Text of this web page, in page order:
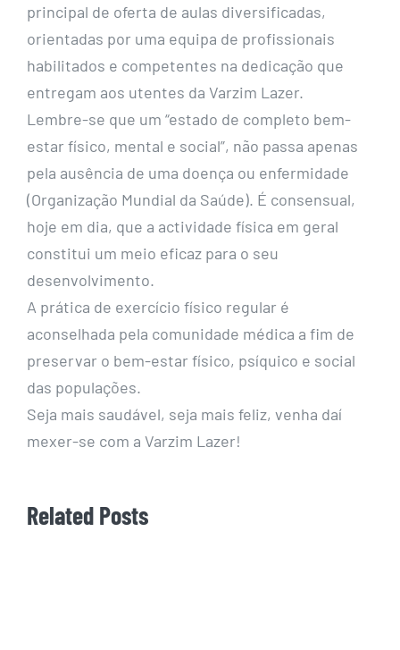
principal de oferta de aulas diversificadas,
orientadas por uma equipa de profissionais
habilitados e competentes na dedicação que
entregam aos utentes da Varzim Lazer.
Lembre-se que um “estado de completo bem-
estar físico, mental e social”, não passa apenas
pela ausência de uma doença ou enfermidade
(Organização Mundial da Saúde). É consensual,
hoje em dia, que a actividade física em geral
constitui um meio eficaz para o seu
desenvolvimento.
A prática de exercício físico regular é
aconselhada pela comunidade médica a fim de
preservar o bem-estar físico, psíquico e social
das populações.
Seja mais saudável, seja mais feliz, venha daí
mexer-se com a Varzim Lazer!
Related Posts